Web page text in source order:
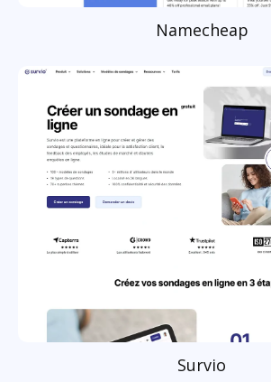
Namecheap
Survio